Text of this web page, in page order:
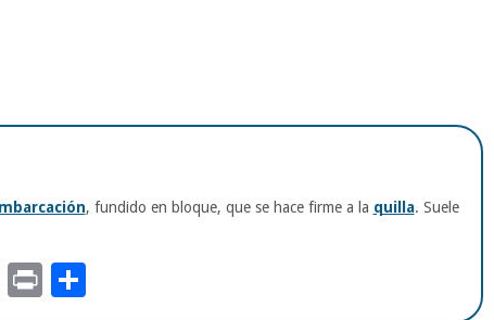
, fundido en bloque, que se hace firme a la quilla. Suele
PrintCompartir